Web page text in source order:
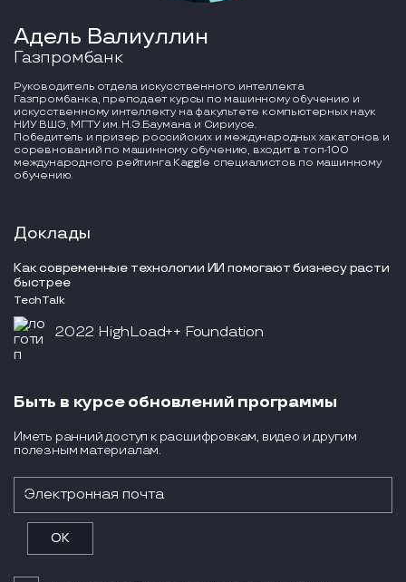
Адель Валиуллин
Газпромбанк
Руководитель отдела искусственного интеллекта
Газпромбанка, преподает курсы по машинному обучению и
искусственному интеллекту на факультете компьютерных наук
НИУ ВШЭ, МГТУ им. Н.Э.Баумана и Сириусе.
Победитель и призер российских и международных хакатонов и
соревнований по машинному обучению, входит в топ-100
международного рейтинга Kaggle специалистов по машинному
обучению.
Доклады
Как современные технологии ИИ помогают бизнесу расти
быстрее
TechTalk
2022 HighLoad++ Foundation
Быть в курсе обновлений программы
Иметь ранний доступ к расшифровкам, видео и другим
полезным материалам.